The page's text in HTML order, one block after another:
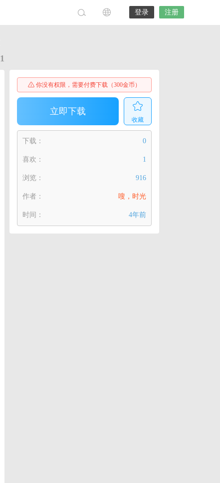
登录 注册
1
你没有权限，需要付费下载（300金币）
立即下载
收藏
下载： 0
喜欢： 1
浏览： 916
作者： 嗖，时光
时间： 4年前